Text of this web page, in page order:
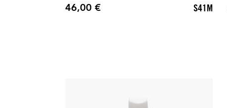
Precio
46,00 € S41M